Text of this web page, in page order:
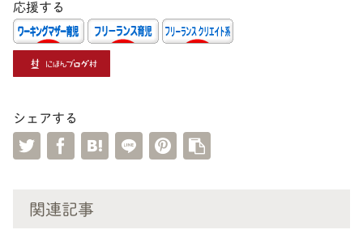
応援する
シェアする
関連記事